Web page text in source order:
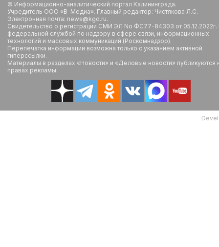
© Информационно-аналитический портал Калининграда.
Учредитель ООО «В-Медиа». Главный редактор: Чистякова Л.С.
Электронная почта: news@kgd.ru.
Свидетельство о регистрации СМИ ЭЛ No ФС77-84303 от
федеральной службой по надзору в сфере связи, информационных
технологий и массовых коммуникаций (Роскомнадзор).
Перепечатка информации возможна только с указанием активной
гиперссылки.
Материалы в разделах «Новости» и «Деловые новости» публикуются
правах рекламы.